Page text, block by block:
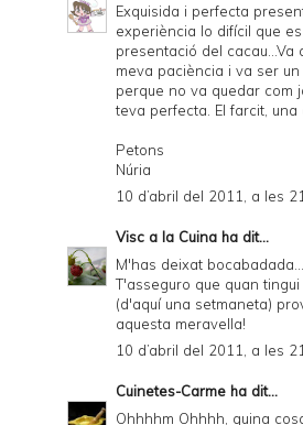
Exquisida i perfecta
experiència lo difícil que
presentació del cacau...Va
meva paciència i va ser
perque no va quedar com
teva perfecta. El farcit, una
Petons
Núria
10 d’abril del 2011, a les
Visc a la Cuina ha dit...
M'has deixat
T'asseguro que quan
(d'aquí una setmaneta)
aquesta meravella!
10 d’abril del 2011, a les
Cuinetes-Carme ha dit...
Ohhhhm Ohhhh, quina